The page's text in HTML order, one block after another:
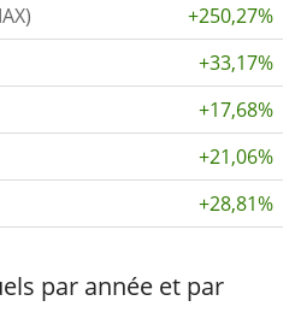
+250,27%
+33,17%
+17,68%
+21,06%
+28,81%
par année et par